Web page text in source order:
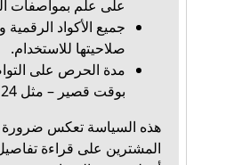
على علم بمواصفات
جميع الأكواد
صلاحيتها للاستخدام.
مدة الحرص على
بوقت قصير – مثل 24 ساعة من وقت الشراء في بعض الحالات.
هذه السياسة تعكس ضرورة
المشترين على قراءة